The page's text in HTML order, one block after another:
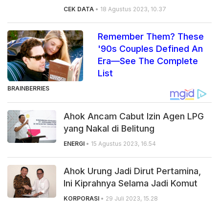
CEK DATA • 18 Agustus 2023, 10.37
Remember Them? These
'90s Couples Defined An
Era—See The Complete
List
BRAINBERRIES
Ahok Ancam Cabut Izin Agen LPG
yang Nakal di Belitung
ENERGI • 15 Agustus 2023, 16.54
Ahok Urung Jadi Dirut Pertamina,
Ini Kiprahnya Selama Jadi Komut
KORPORASI • 29 Juli 2023, 15.28